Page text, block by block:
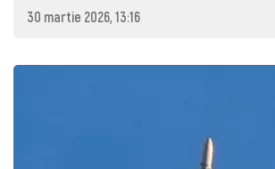
30 martie 2026, 13:16